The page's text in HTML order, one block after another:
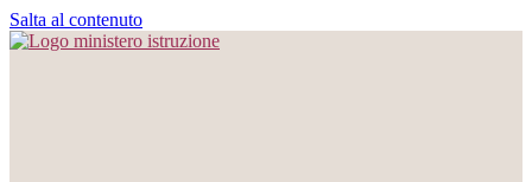
Salta al contenuto